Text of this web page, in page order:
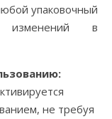
упаковочный
изменений в
не требуя